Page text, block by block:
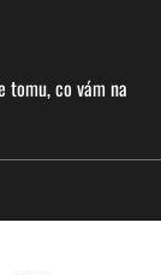
tomu, co vám na